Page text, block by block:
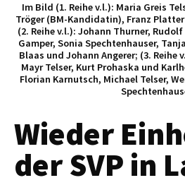
Im Bild (1. Reihe v.l.): Maria Greis
Tröger (BM-Kandidatin), Franz
(2. Reihe v.l.): Johann Thurner,
Gamper, Sonia Spechtenhauser,
Blaas und Johann Angerer; (3.
Mayr Telser, Kurt Prohaska und
Florian Karnutsch, Michael Telser,
Wieder
der SVP in